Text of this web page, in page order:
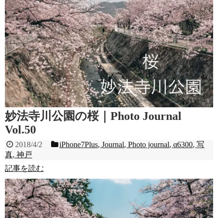
妙法寺川公園の桜｜Photo Journal
Vol.50
2018/4/2 iPhone7Plus,Journal,Photo journal,α6300,写
真, 神戸
記事を読む